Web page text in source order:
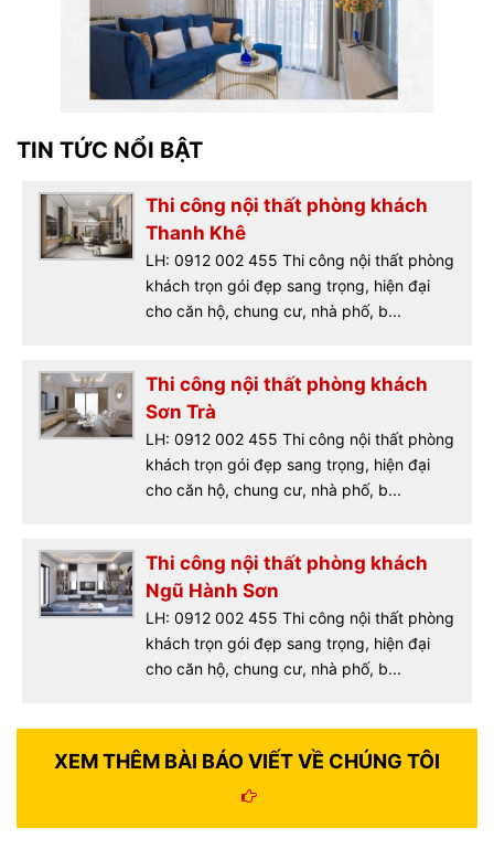
TIN TỨC NỔI BẬT
Thi công nội thất phòng khách
Thanh Khê
LH: 0912 002 455 Thi công nội thất phòng
khách trọn gói đẹp sang trọng, hiện đại
cho căn hộ, chung cư, nhà phố, b...
Thi công nội thất phòng khách
Sơn Trà
LH: 0912 002 455 Thi công nội thất phòng
khách trọn gói đẹp sang trọng, hiện đại
cho căn hộ, chung cư, nhà phố, b...
Thi công nội thất phòng khách
Ngũ Hành Sơn
LH: 0912 002 455 Thi công nội thất phòng
khách trọn gói đẹp sang trọng, hiện đại
cho căn hộ, chung cư, nhà phố, b...
XEM THÊM BÀI BÁO VIẾT VỀ CHÚNG TÔI